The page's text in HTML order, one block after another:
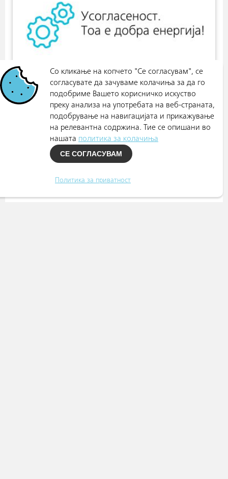
Со кликање на копчето "Се согласувам", се
согласувате да зачуваме колачиња за да го
подобриме Вашето корисничко искуство
преку анализа на употребата на веб-страната,
подобрување на навигацијата и прикажување
на релевантна содржина. Тие се опишани во
нашата политика за колачиња
СЕ СОГЛАСУВАМ
Политика за приватност